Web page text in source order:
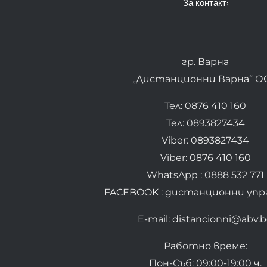
За контакт:
гр. Варна
„Дистанционни Варна“
Тел: 0876 410 160
Тел: 0893827434
Viber: 0893827434
Viber: 0876 410 160
WhatsApp : 0888 532 771
FACEBOOK : дистанционни
E-mail:
Работно време:
Пон-Съб: 09:00-19:00 ч.